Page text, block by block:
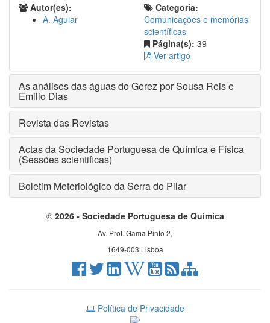
Autor(es):
A. Aguiar
Categoria:
Comunicações e memórias
scientíficas
Página(s): 39
Ver artigo
As análises das águas do Gerez por Sousa Reis e
Emilio Dias
Revista das Revistas
Actas da Sociedade Portuguesa de Química e Física
(Sessões scientificas)
Boletim Meteriológico da Serra do Pilar
© 2026 - Sociedade Portuguesa de Química
Av. Prof. Gama Pinto 2,
1649-003 Lisboa
Política de Privacidade